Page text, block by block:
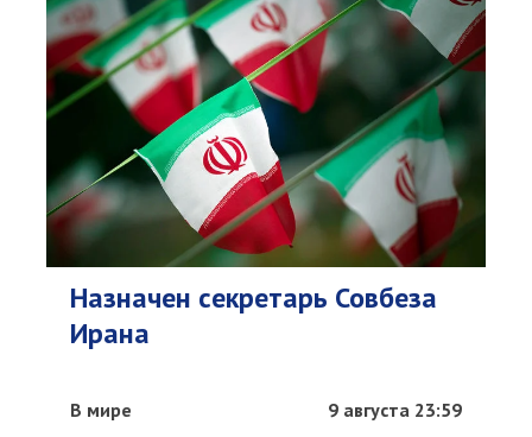
Назначен секретарь Совбеза
Ирана
В мире 9 августа 23:59